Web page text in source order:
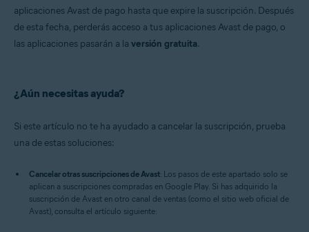
aplicaciones Avast de pago hasta que expire la suscripción. Después
de esta fecha, perderás acceso a tus aplicaciones Avast de pago, o
las aplicaciones pasarán a la versión gratuita.
¿Aún necesitas ayuda?
Si este artículo no te ha ayudado a cancelar la suscripción, prueba
una de estas soluciones:
Cancelar otras suscripciones de Avast: Los pasos de este apartado solo se
aplican a suscripciones compradas en Google Play. Si has adquirido la
suscripción de Avast en otro canal de ventas (como el sitio web oficial de
Avast), consulta el artículo siguiente: